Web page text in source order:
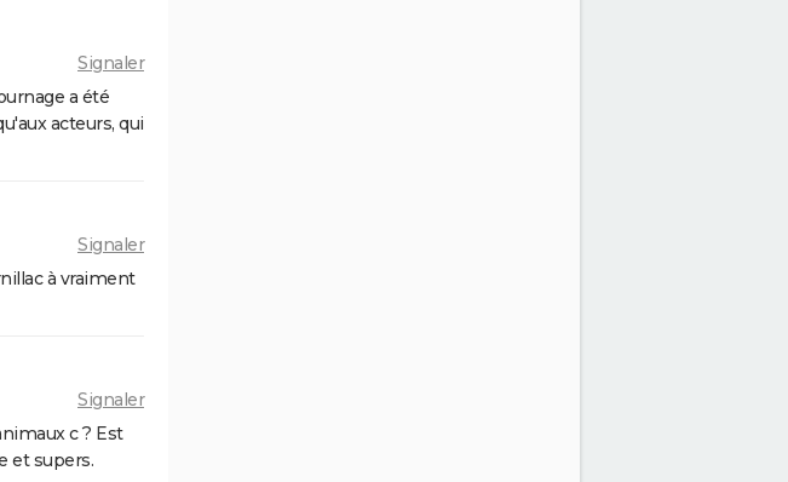
Signaler
a été
acteurs, qui
Signaler
à vraiment
Signaler
c ? Est
et supers.